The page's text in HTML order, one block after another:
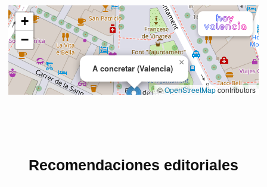
Recomendaciones editoriales